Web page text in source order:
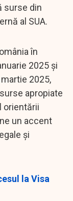
surse din
al SUA.
în
2025 și
2025,
apropiate
orientării
un accent
și
la Visa